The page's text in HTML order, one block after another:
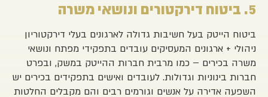
5. ביטוח דירקטורים ונושאי משרה
ביטוח הייטק בעל חשיבות גדולה לארגונים בעלי דירקטוריון
ניהולי + ארגונים המעסיקים עובדים בתפקידי מפתח ונושאי
משרה בכירים – כמו מרבית חברות ההייטק במשק, ובפרט
חברות בינוניות וגדולות. לעובדים ואישים בתפקידים בכירים יש
השפעה אדירה על אנשים וגורמים רבים והם מקבלים החלטות